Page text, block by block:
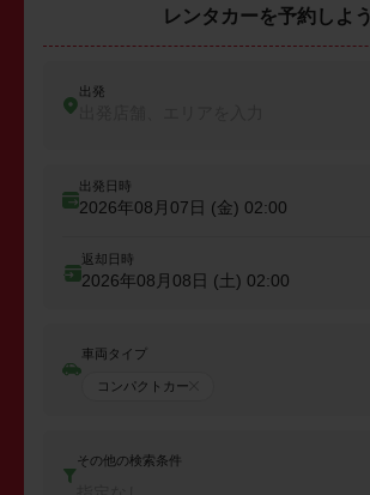
レンタカーを予約しよう
出発
出発日時
2026年08月07日 (金) 02:00
返却日時
2026年08月08日 (土) 02:00
車両タイプ
コンパクトカー
その他の検索条件